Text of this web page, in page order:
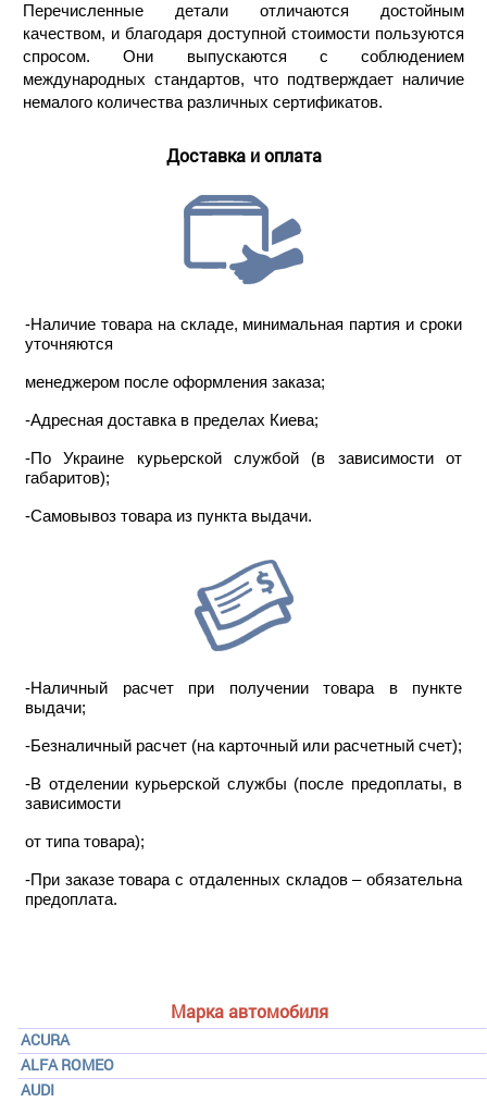
Марка автомобиля
ACURA
ALFA ROMEO
AUDI
Перечисленные детали отличаются достойным
качеством, и благодаря доступной стоимости пользуются
спросом. Они выпускаются с соблюдением
международных стандартов, что подтверждает наличие
немалого количества различных сертификатов.
Доставка и оплата
-Наличие товара на складе, минимальная партия и сроки
уточняются
менеджером после оформления заказа;
-Адресная доставка в пределах Киева;
-По Украине курьерской службой (в зависимости от
габаритов);
-Самовывоз товара из пункта выдачи.
-Наличный расчет при получении товара в пункте
выдачи;
-Безналичный расчет (на карточный или расчетный счет);
-В отделении курьерской службы (после предоплаты, в
зависимости
от типа товара);
-При заказе товара с отдаленных складов – обязательна
предоплата.